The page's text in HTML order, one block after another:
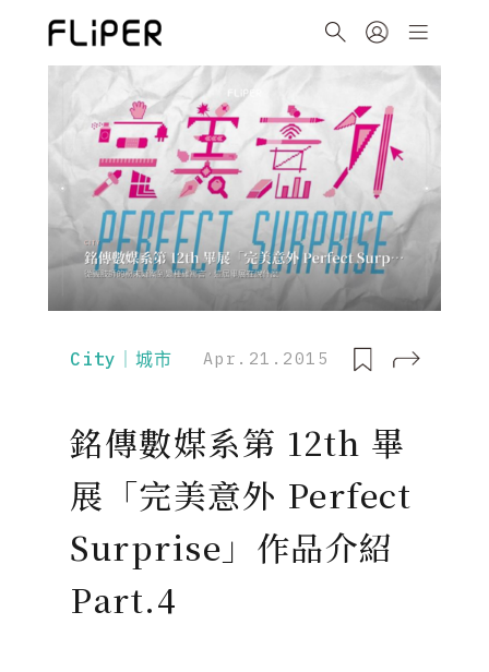
City｜城市 Apr.21.2015
銘傳數媒系第 12th 畢
展「完美意外 Perfect
Surprise」作品介紹
Part.4